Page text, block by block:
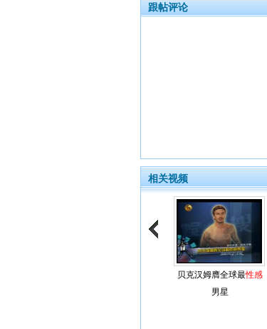
跟帖评论
相关视频
贝克汉姆膺全球最性感
男星